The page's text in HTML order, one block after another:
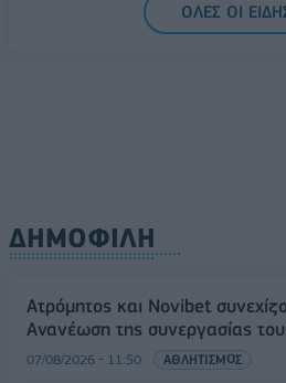
ΟΛΕΣ ΟΙ
ΔΗΜΟΦΙΛΗ
Ατρόμητος και Novibet
Ανανέωση της συνεργασίας
07/08/2026 - 11:50 ΑΘΛΗΤΙΣΜΟΣ